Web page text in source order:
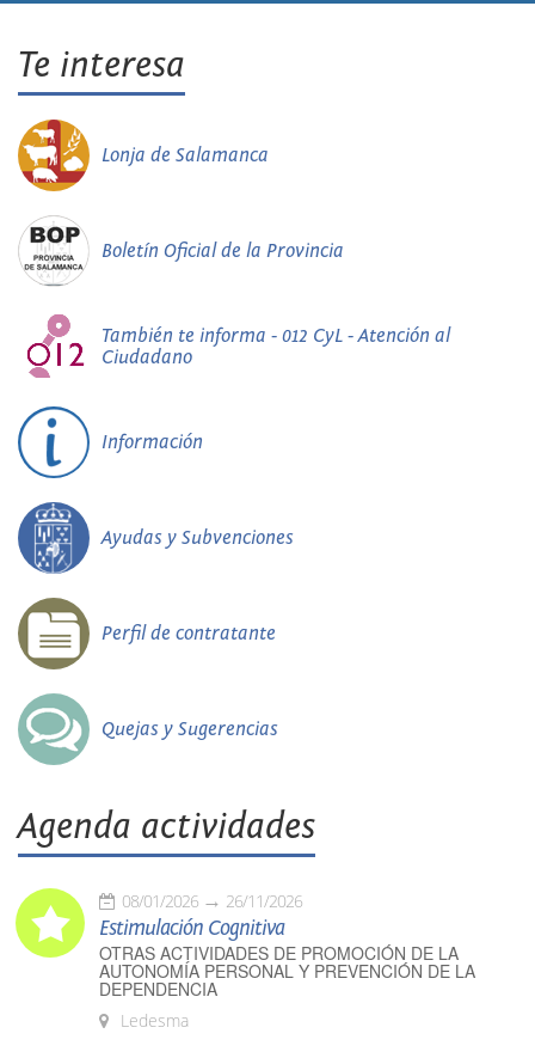
Te interesa
Lonja de Salamanca
Boletín Oficial de la Provincia
También te informa - 012 CyL - Atención al
Ciudadano
Información
Ayudas y Subvenciones
Perfil de contratante
Quejas y Sugerencias
Agenda actividades
08/01/2026 26/11/2026
Estimulación Cognitiva
OTRAS ACTIVIDADES DE PROMOCIÓN DE LA
AUTONOMÍA PERSONAL Y PREVENCIÓN DE LA
DEPENDENCIA
Ledesma